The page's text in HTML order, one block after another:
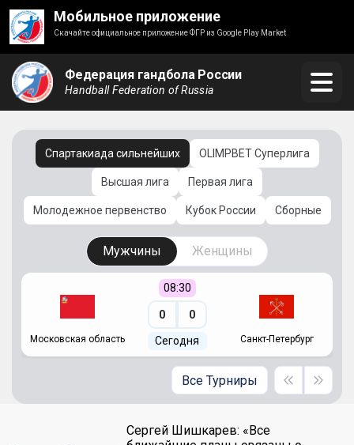
Мобильное приложение
Скачайте официальное приложение ФГР из Google Play Market
Федерация гандбола России
Handball Federation of Russia
Спартакиада сильнейших OLIMPBET Суперлига
Высшая лига Первая лига
Молодежное первенство Кубок России Сборные
Мужчины Женщины
Московская область
08:30
0 0
Сегодня Санкт-Петербург
Все Турниры
Сергей Шишкарев: «Все